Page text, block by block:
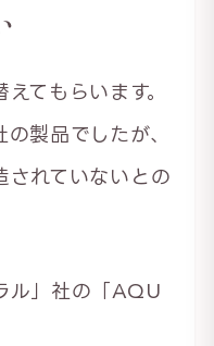
てもらいます。
製品でしたが、
されていないとの
ル」社の「AQU